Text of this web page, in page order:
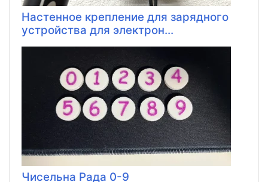
Настенное крепление для зарядного
устройства для электрон...
Чисельна Рада 0-9